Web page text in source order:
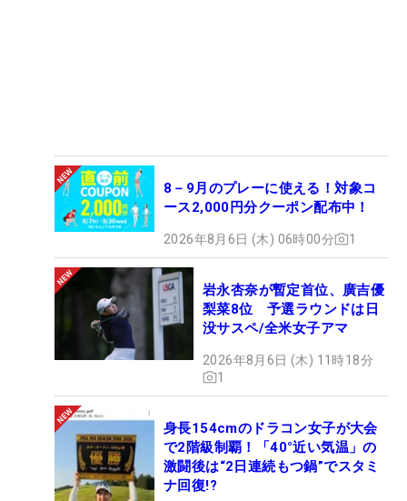
8－9月のプレーに使える！対象コ
ース2,000円分クーポン配布中！
2026年8月6日 (木) 06時00分 1
岩永杏奈が暫定首位、廣吉優
梨菜8位 予選ラウンドは日
没サスペ/全米女子アマ
2026年8月6日 (木) 11時18分
1
身長154cmのドラコン女子が大会
で2階級制覇！「40°近い気温」の
激闘後は“2日連続もつ鍋”でスタミ
ナ回復!?